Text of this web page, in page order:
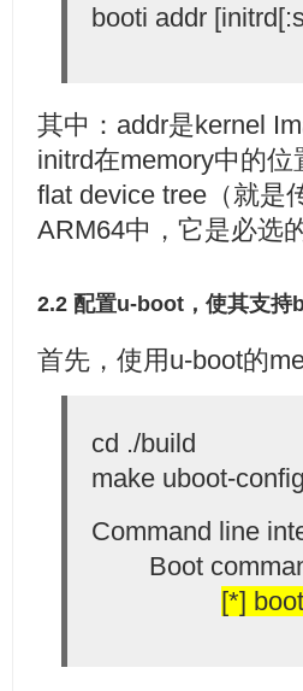
booti addr
其中：addr是kernel
initrd在memory中的位
flat device tree（就是
ARM64中，它是必选的
2.2 配置u-boot，使其支持
首先，使用u-boot的
cd ./build
make uboot-config
Command line
Boot
[*]